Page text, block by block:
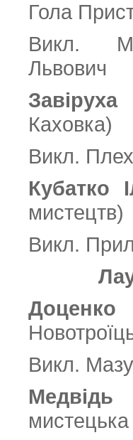
Гола
Викл.
Львович
Каховка)
Викл.
Кубатко
мистецтв)
Викл.
Доценко
Викл.
Медвідь